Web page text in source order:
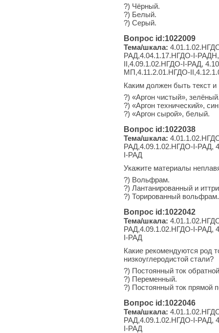
?) Чёрный.
?) Белый.
?) Серый.
Вопрос id:1022009
Тема/шкала:
РАД,4.04.1.17.НГДО-I-
II,4.09.1.02.НГДО-I-РАД,
МП,4.11.2.01.НГДО-
Каким должен быть текст
?) «Аргон чистый»,
?) «Аргон технический»,
?) «Аргон сырой», белый.
Вопрос id:1022038
Тема/шкала:
РАД,4.09.1.02.НГДО-I-РАД,
I-РАД
Укажите материалы
?) Вольфрам.
?) Лантанированный и
?) Торированный вольфрам.
Вопрос id:1022042
Тема/шкала:
РАД,4.09.1.02.НГДО-I-РАД,
I-РАД
Какие рекомендуются род
низкоуглеродистой стали?
?) Постоянный ток
?) Переменный.
?) Постоянный ток прямой
Вопрос id:1022046
Тема/шкала:
РАД,4.09.1.02.НГДО-I-РАД,
I-РАД